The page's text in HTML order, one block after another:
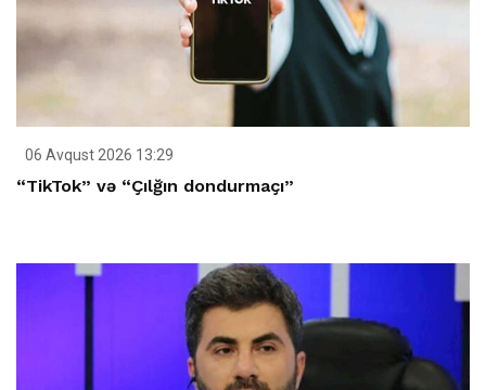
06 Avqust 2026 13:29
“TikTok” və “Çılğın dondurmaçı”